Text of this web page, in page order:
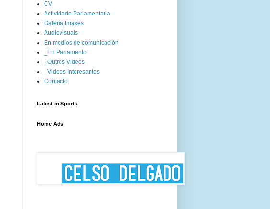
CV
Actividade Parlamentaria
Galería Imaxes
Audiovisuais
En medios de comunicación
_En Parlamento
_Outros Videos
_Videos Interesantes
Contacto
Latest in Sports
Home Ads